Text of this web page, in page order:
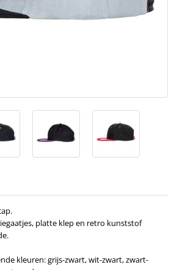
platte klep en retro kunststof
kleuren: grijs-zwart, wit-zwart, zwart-